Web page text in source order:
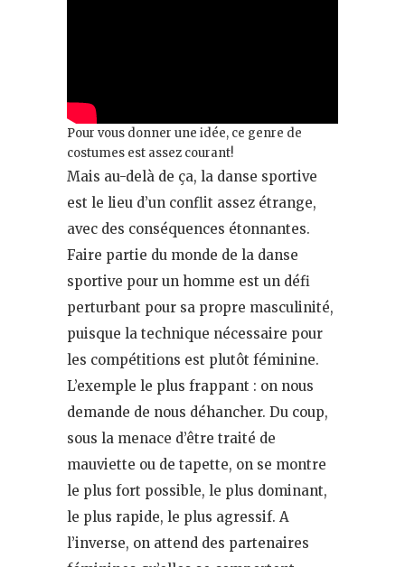
Pour vous donner une idée, ce genre de
costumes est assez courant!
Mais au-delà de ça, la danse sportive
est le lieu d’un conflit assez étrange,
avec des conséquences étonnantes.
Faire partie du monde de la danse
sportive pour un homme est un défi
perturbant pour sa propre masculinité,
puisque la technique nécessaire pour
les compétitions est plutôt féminine.
L’exemple le plus frappant : on nous
demande de nous déhancher. Du coup,
sous la menace d’être traité de
mauviette ou de tapette, on se montre
le plus fort possible, le plus dominant,
le plus rapide, le plus agressif. A
l’inverse, on attend des partenaires